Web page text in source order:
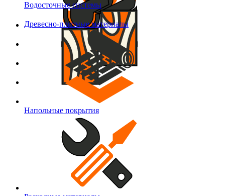
Водосточные системы
Древесно-плитные материалы
Напольные покрытия